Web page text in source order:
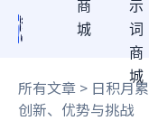
商
城
示
词
商
城
所有文章 > 日积月累
创新、优势与挑战